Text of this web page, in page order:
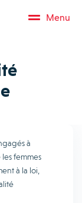
Menu
à
femmes
à la loi,